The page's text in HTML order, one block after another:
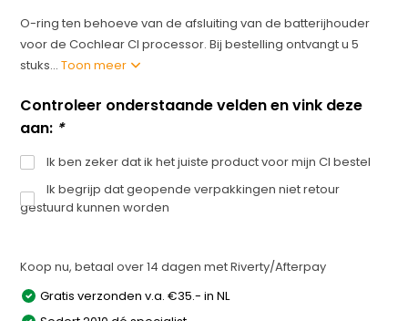
O-ring ten behoeve van de afsluiting van de batterijhouder
voor de Cochlear CI processor. Bij bestelling ontvangt u 5
stuks...Toon meer
Controleer onderstaande velden en vink deze
aan: *
Ik ben zeker dat ik het juiste product voor mijn CI bestel
Ik begrijp dat geopende verpakkingen niet retour
gestuurd kunnen worden
Koop nu, betaal over 14 dagen met Riverty/Afterpay
Gratis verzonden v.a. €35.- in NL